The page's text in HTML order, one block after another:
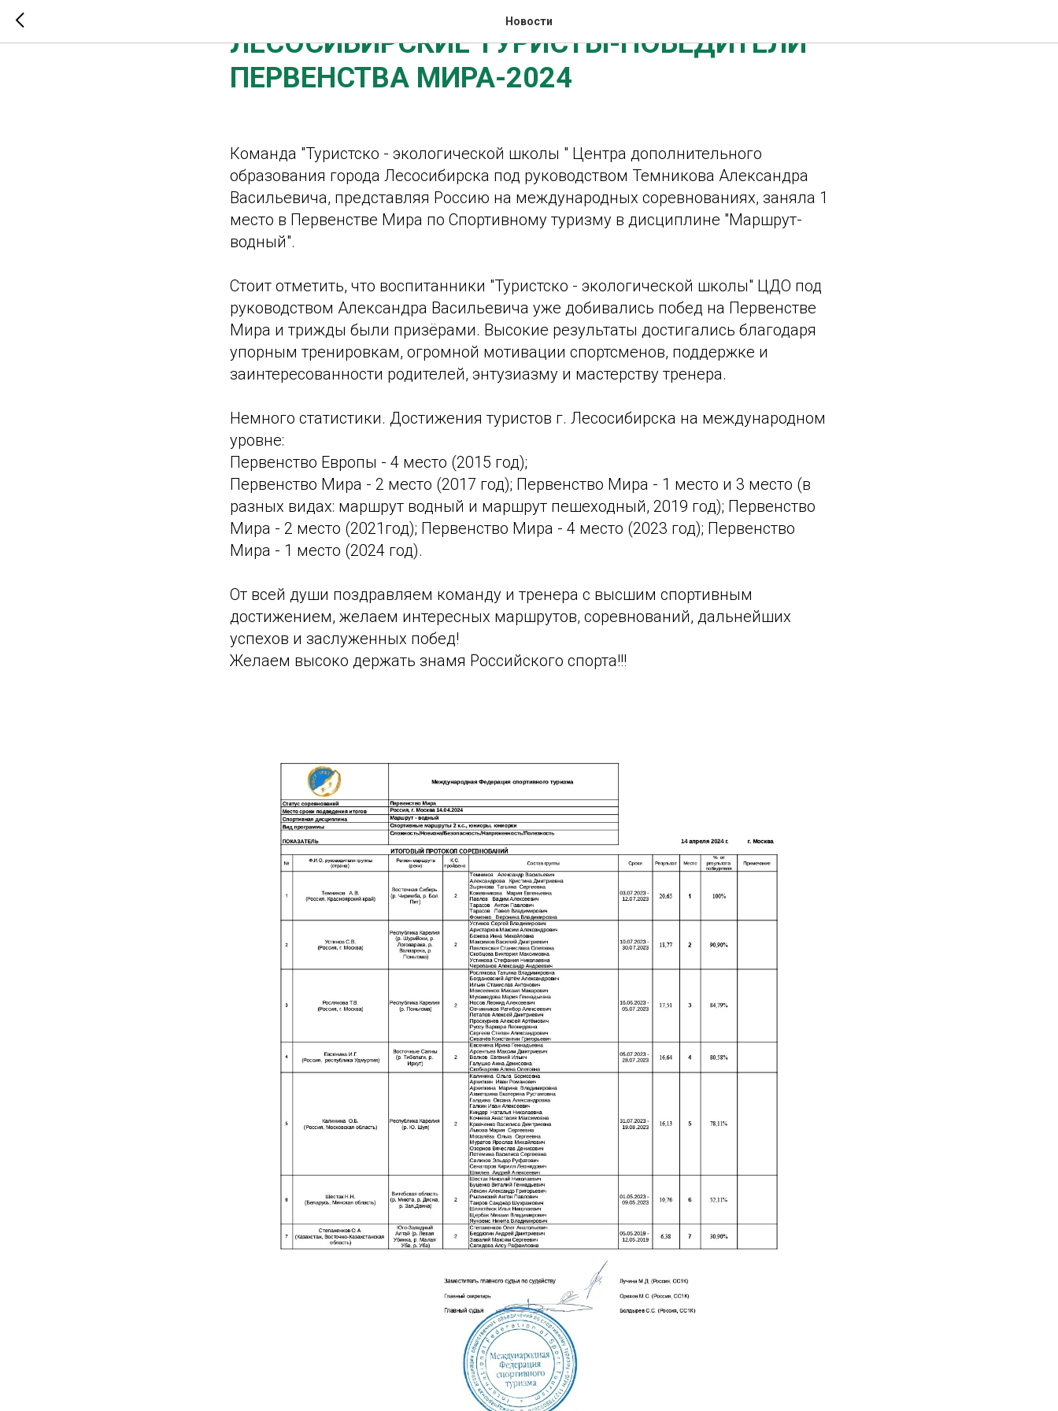
Новости
ЛЕСОСИБИРСКИЕ ТУРИСТЫ-ПОБЕДИТЕЛИ
ПЕРВЕНСТВА МИРА-2024
Команда "Туристско - экологической школы " Центра дополнительного
образования города Лесосибирска под руководством Темникова Александра
Васильевича, представляя Россию на международных соревнованиях, заняла 1
место в Первенстве Мира по Спортивному туризму в дисциплине "Маршрут-
водный".
Стоит отметить, что воспитанники "Туристско - экологической школы" ЦДО под
руководством Александра Васильевича уже добивались побед на Первенстве
Мира и трижды были призёрами. Высокие результаты достигались благодаря
упорным тренировкам, огромной мотивации спортсменов, поддержке и
заинтересованности родителей, энтузиазму и мастерству тренера.
Немного статистики. Достижения туристов г. Лесосибирска на международном
уровне:
Первенство Европы - 4 место (2015 год);
Первенство Мира - 2 место (2017 год); Первенство Мира - 1 место и 3 место (в
разных видах: маршрут водный и маршрут пешеходный, 2019 год); Первенство
Мира - 2 место (2021год); Первенство Мира - 4 место (2023 год); Первенство
Мира - 1 место (2024 год).
От всей души поздравляем команду и тренера с высшим спортивным
достижением, желаем интересных маршрутов, соревнований, дальнейших
успехов и заслуженных побед!
Желаем высоко держать знамя Российского спорта!!!